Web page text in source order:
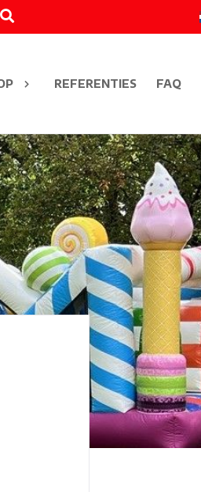
REFERENTIES FAQ